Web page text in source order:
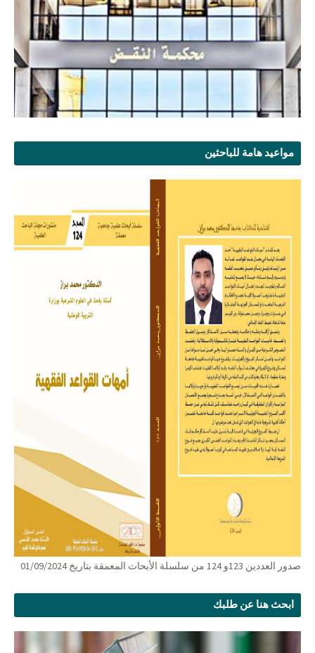
مواعيد هامة للباحثين
صدور العددين 123و 124 من سلسلة الأبحاث المعمقة بتاريخ 01/09/2024
ابحث هنا عن طلبك